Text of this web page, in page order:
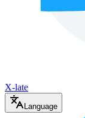
X-late
Language